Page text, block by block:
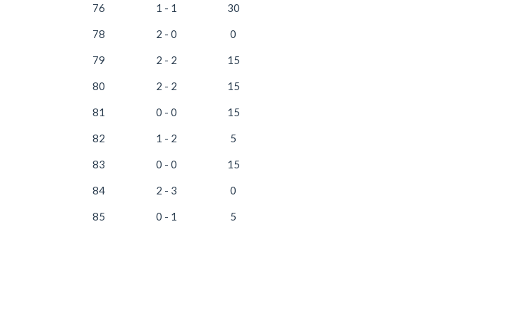
76 1 - 1 30
78 2 - 0 0
79 2 - 2 15
80 2 - 2 15
81 0 - 0 15
82 1 - 2 5
83 0 - 0 15
84 2 - 3 0
85 0 - 1 5